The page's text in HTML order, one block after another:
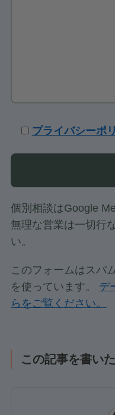
プライバシーポ
個別相談はGoogle
無理な営業は一切行
い。
このフォームはスパ
を使っています。 デ
らをご覧ください。
この記事を書い